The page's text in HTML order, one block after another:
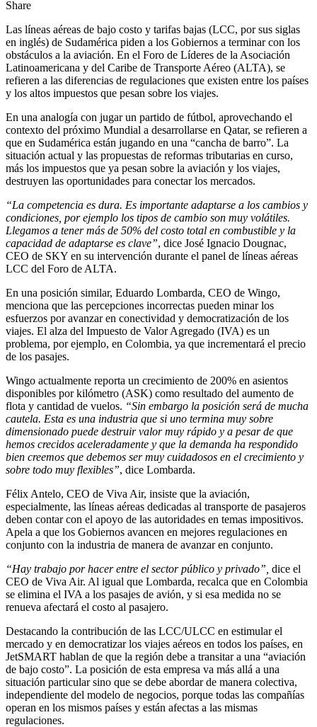
Share
Las líneas aéreas de bajo costo y tarifas bajas (LCC, por sus siglas
en inglés) de Sudamérica piden a los Gobiernos a terminar con los
obstáculos a la aviación. En el Foro de Líderes de la Asociación
Latinoamericana y del Caribe de Transporte Aéreo (ALTA), se
refieren a las diferencias de regulaciones que existen entre los países
y los altos impuestos que pesan sobre los viajes.
En una analogía con jugar un partido de fútbol, aprovechando el
contexto del próximo Mundial a desarrollarse en Qatar, se refieren a
que en Sudamérica están jugando en una “cancha de barro”. La
situación actual y las propuestas de reformas tributarias en curso,
más los impuestos que ya pesan sobre la aviación y los viajes,
destruyen las oportunidades para conectar los mercados.
“La competencia es dura. Es importante adaptarse a los cambios y
condiciones, por ejemplo los tipos de cambio son muy volátiles.
Llegamos a tener más de 50% del costo total en combustible y la
capacidad de adaptarse es clave”, dice José Ignacio Dougnac,
CEO de SKY en su intervención durante el panel de líneas aéreas
LCC del Foro de ALTA.
En una posición similar, Eduardo Lombarda, CEO de Wingo,
menciona que las percepciones incorrectas pueden minar los
esfuerzos por avanzar en conectividad y democratización de los
viajes. El alza del Impuesto de Valor Agregado (IVA) es un
problema, por ejemplo, en Colombia, ya que incrementará el precio
de los pasajes.
Wingo actualmente reporta un crecimiento de 200% en asientos
disponibles por kilómetro (ASK) como resultado del aumento de
flota y cantidad de vuelos. “Sin embargo la posición será de mucha
cautela. Esta es una industria que si uno termina muy sobre
dimensionado puede destruir valor muy rápido y a pesar de que
hemos crecidos aceleradamente y que la demanda ha respondido
bien creemos que debemos ser muy cuidadosos en el crecimiento y
sobre todo muy flexibles”, dice Lombarda.
Félix Antelo, CEO de Viva Air, insiste que la aviación,
especialmente, las líneas aéreas dedicadas al transporte de pasajeros
deben contar con el apoyo de las autoridades en temas impositivos.
Apela a que los Gobiernos avancen en mejores regulaciones en
conjunto con la industria de manera de avanzar en conjunto.
“Hay trabajo por hacer entre el sector público y privado”, dice el
CEO de Viva Air. Al igual que Lombarda, recalca que en Colombia
se elimina el IVA a los pasajes de avión, y si esa medida no se
renueva afectará el costo al pasajero.
Destacando la contribución de las LCC/ULCC en estimular el
mercado y en democratizar los viajes aéreos en todos los países, en
JetSMART hablan de que la región debe a transitar a una “aviación
de bajo costo”. La posición de esta empresa va más allá a una
situación particular sino que se debe abordar de manera colectiva,
independiente del modelo de negocios, porque todas las compañías
operan en los mismos países y están afectas a las mismas
regulaciones.